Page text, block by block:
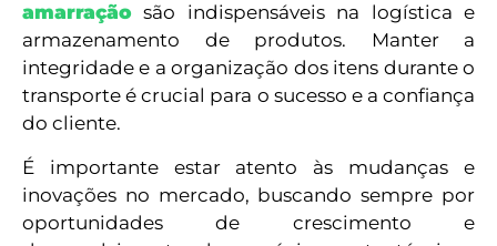
amarração são indispensáveis na logística e
armazenamento de produtos. Manter a
integridade e a organização dos itens durante o
transporte é crucial para o sucesso e a confiança
do cliente.
É importante estar atento às mudanças e
inovações no mercado, buscando sempre por
oportunidades de crescimento e